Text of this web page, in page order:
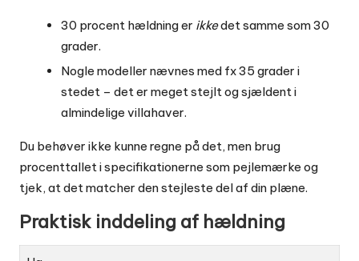
30 procent hældning er ikkedet samme som 30
grader.
Nogle modeller nævnes med fx 35 grader i
stedet – det er meget stejlt og sjældent i
almindelige villahaver.
Du behøver ikke kunne regne på det, men brug
procenttallet i specifikationerne som pejlemærke og
tjek, at det matcher den stejleste del af din plæne.
Praktisk inddeling af hældning